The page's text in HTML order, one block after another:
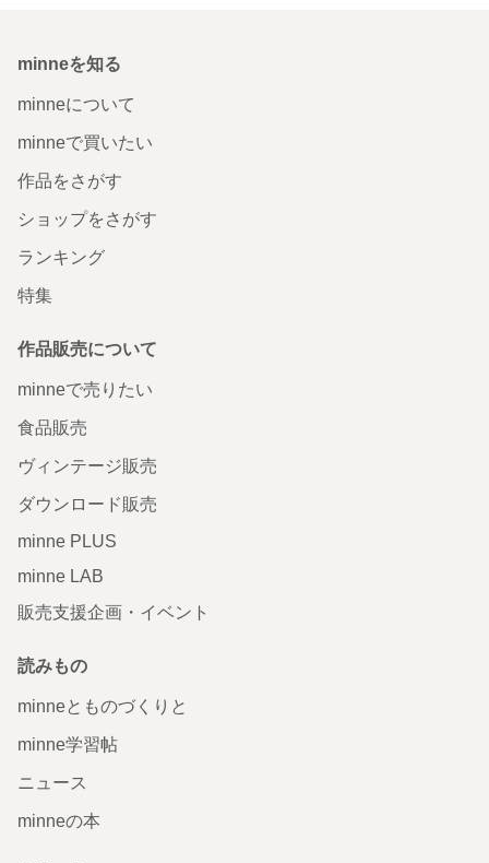
minneを知る
minneについて
minneで買いたい
作品をさがす
ショップをさがす
ランキング
特集
作品販売について
minneで売りたい
食品販売
ヴィンテージ販売
ダウンロード販売
minne PLUS
minne LAB
販売支援企画・イベント
読みもの
minneとものづくりと
minne学習帖
ニュース
minneの本